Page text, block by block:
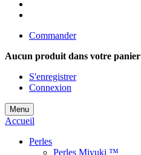
Commander
Aucun produit dans votre panier
S'enregistrer
Connexion
Menu
Accueil
Perles
Perles Miyuki ™